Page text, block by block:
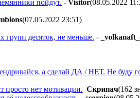
пойдут. - Visitor(08.05.2022
(07.05.2022 23:51)
групп десяток, не меньше. - _volkanaft_
а сделай ДА / НЕТ. Не буду
просто нет мотивации. Cкpипaч(162